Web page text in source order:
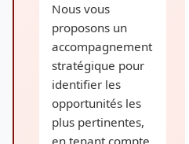
Nous vous
proposons un
accompagnement
stratégique pour
identifier les
opportunités les
plus pertinentes,